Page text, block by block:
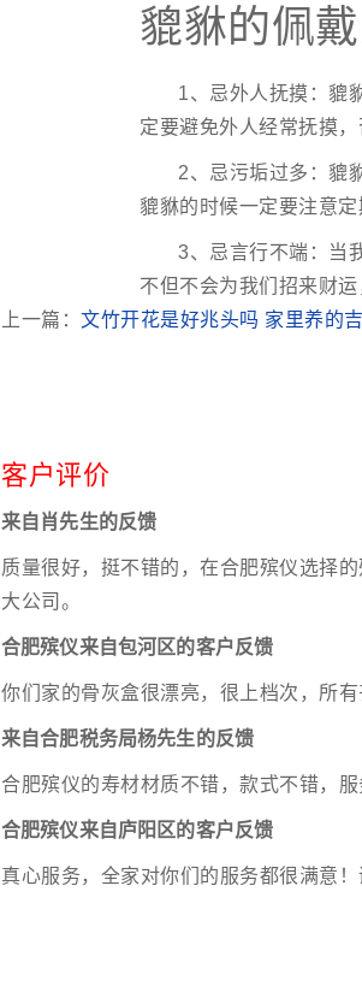
貔貅的佩
1、忌外人抚摸：貔
定要避免外人经常抚摸
2、忌污垢过多：貔
貔貅的时候一定要注意定
3、忌言行不端：当
不但不会为我们招来财运
上一篇： 文竹开花是好兆头吗 家里养的
客户评价
来自肖先生的反馈
质量很好，挺不错的，在合肥殡仪选择
大公司。
合肥殡仪来自包河区的客户反馈
你们家的骨灰盒很漂亮，很上档次，所
来自合肥税务局杨先生的反馈
合肥殡仪的寿材材质不错，款式不错，
合肥殡仪来自庐阳区的客户反馈
真心服务，全家对你们的服务都很满意！